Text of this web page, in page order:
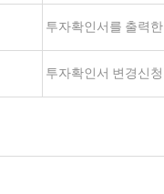
투자확인서를 출력
투자확인서 변경신